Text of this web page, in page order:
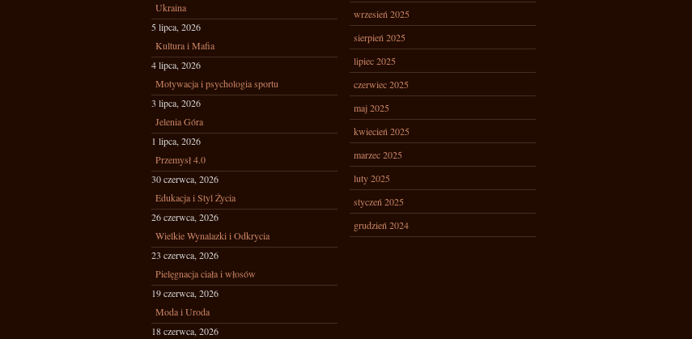
Ukraina
5 lipca, 2026
Kultura i Mafia
4 lipca, 2026
Motywacja i psychologia sportu
3 lipca, 2026
Jelenia Góra
1 lipca, 2026
Przemysł 4.0
30 czerwca, 2026
Edukacja i Styl Życia
26 czerwca, 2026
Wielkie Wynalazki i Odkrycia
23 czerwca, 2026
Pielęgnacja ciała i włosów
19 czerwca, 2026
Moda i Uroda
18 czerwca, 2026
wrzesień 2025
sierpień 2025
lipiec 2025
czerwiec 2025
maj 2025
kwiecień 2025
marzec 2025
luty 2025
styczeń 2025
grudzień 2024